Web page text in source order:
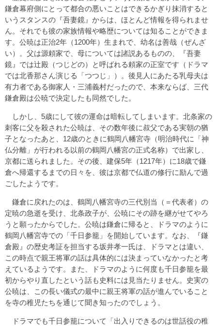
鎌倉幕府側にとって都合の悪いことはできるかぎり抹消すると
いうスタンスの『吾妻鏡』からは、ほとんど情報を得られませ
ん。それでも彼の家族情報や略歴については知ることができま
す。公暁は正治2年（1200年）生まれで、幼名は善哉（ぜんざ
い）。父は源頼家で、母については諸説あるものの、『吾妻
鏡』では辻殿（つじどの）と呼ばれる頼家の正室です（ドラマ
では北香那さん演じる「つつじ」）。後見人にあたる乳母夫は
有力者である御家人・三浦義村だったので、本来ならば、三代
鎌倉殿は公暁で決定したも同然でした。
しかし、5歳にして彼の運命は暗転してしまいます。北条家の
刺客に父を殺された公暁は、その数年後に叔父である実朝の猶
子となったあと、12歳のときに鶴岡八幡宮寺（明治時代に「神
仏分離」が行われる以前の鶴岡八幡宮の正式名称）で出家し、
京都に送られました。その後、建保5年（1217年）に18歳で鎌
倉へ帰還するまでの日々を、彼は京都で仏道の修行に励んで過
ごしたようです。
鎌倉に戻れたのは、鶴岡八幡宮寺の三代別当（＝代表者）の
定暁の急逝を受け、北条政子が、公暁にその跡を継がせてやろ
うと願ったからでした。公暁は鎌倉に帰ると、ドラマのように
鶴岡八幡宮寺での「千日参籠」を開始しています。なお、『鎌
倉殿』の歴史考証を担当する坂井孝一氏は、ドラマとは違い、
この時点で親王将軍の話は具体的には決まっていなかったと考
えているようです。また、ドラマのように何度も千日参籠を最
初からやり直したという話も史料には見当たりません。史実の
公暁は、この長い儀式の最中に親王将軍の話が進んでいること
を寺の稚児たちを通じて聞き知ったのでしょう。
ドラマでも千日参籠について「出入りできるのは世話役の稚